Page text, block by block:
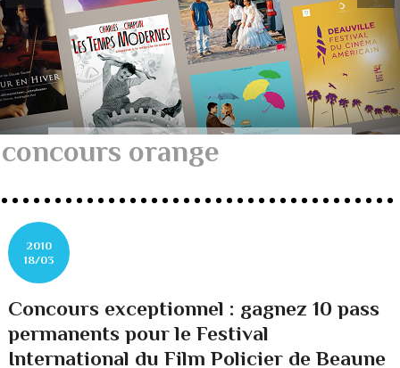
concours orange
2010
18/03
Concours exceptionnel : gagnez 10 pass
permanents pour le Festival
International du Film Policier de Beaune